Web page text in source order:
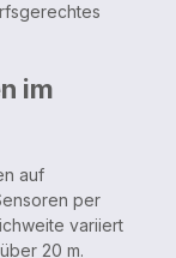
im
auf
per
variiert
20 m.